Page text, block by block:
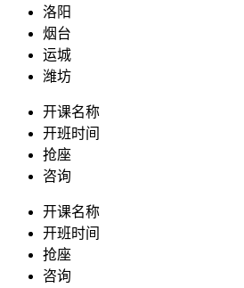
洛阳
烟台
运城
潍坊
开课名称
开班时间
抢座
咨询
开课名称
开班时间
抢座
咨询